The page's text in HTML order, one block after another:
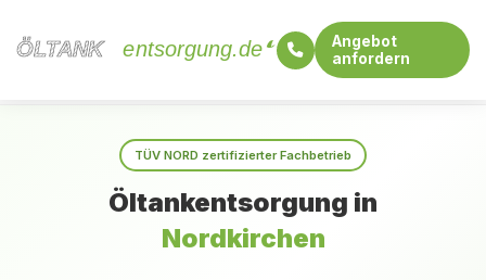
ÖLTANK
ÖLTANK entsorgung.de
Angebot
anfordern
TÜV NORD zertifizierter Fachbetrieb
Öltankentsorgung in
Nordkirchen